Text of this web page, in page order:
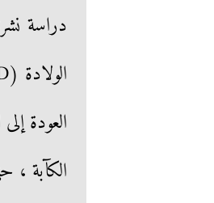
العودة
الكآبة ،